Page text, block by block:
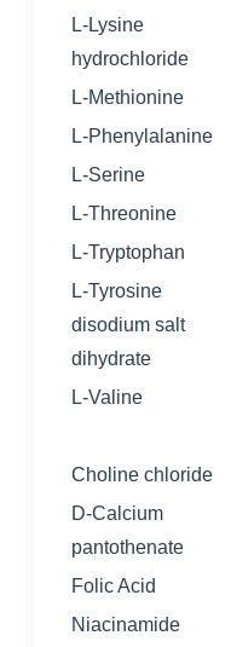
L-Lysine
hydrochloride
L-Methionine
L-Phenylalanine
L-Serine
L-Threonine
L-Tryptophan
L-Tyrosine
disodium salt
dihydrate
L-Valine
Choline chloride
D-Calcium
pantothenate
Folic Acid
Niacinamide